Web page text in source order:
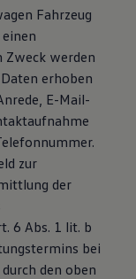
Fahrzeug
Zweck werden
erhoben
E-Mail-
zur
der
6 Abs. 1 lit. b
bei
den oben